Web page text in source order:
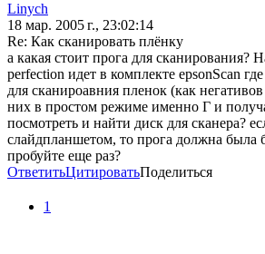
Linych
18 мар. 2005 г., 23:02:14
Re: Как сканировать плёнку
а какая стоит прога для сканирования?
perfection идет в комплекте epsonScan
для сканироавния пленок (как
них в простом режиме именно Г и
посмотреть и найти диск для сканера?
слайдпланшетом, то прога должна была
пробуйте еще раз?
ОтветитьЦитироватьПоделиться
1